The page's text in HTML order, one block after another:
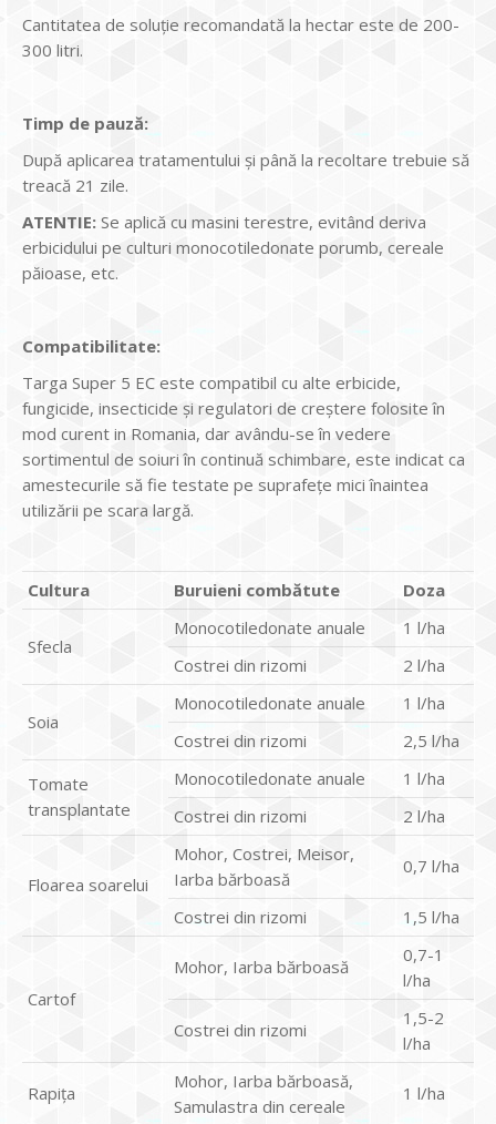
Cantitatea de soluţie recomandată la hectar este de 200-
300 litri.
Timp de pauză:
După aplicarea tratamentului şi până la recoltare trebuie să
treacă 21 zile.
ATENTIE: Se aplică cu masini terestre, evitând deriva
erbicidului pe culturi monocotiledonate porumb, cereale
păioase, etc.
Compatibilitate:
Targa Super 5 EC este compatibil cu alte erbicide,
fungicide, insecticide şi regulatori de creştere folosite în
mod curent in Romania, dar avându-se în vedere
sortimentul de soiuri în continuă schimbare, este indicat ca
amestecurile să fie testate pe suprafeţe mici înaintea
utilizării pe scara largă.
Cultura Buruieni combătute Doza
Sfecla
Monocotiledonate anuale
1 l/ha
Costrei din rizomi
2 l/ha
Soia
Monocotiledonate anuale
1 l/ha
Costrei din rizomi
2,5 l/ha
Tomate
transplantate
Monocotiledonate anuale
1 l/ha
Costrei din rizomi
2 l/ha
Floarea soarelui
Mohor, Costrei, Meisor,
Iarba bărboasă
0,7 l/ha
Costrei din rizomi 1,5 l/ha
Cartof
Mohor, Iarba bărboasă
0,7-1
l/ha
Costrei din rizomi
1,5-2
l/ha
Rapiţa
Mohor, Iarba bărboasă,
Samulastra din cereale
1 l/ha